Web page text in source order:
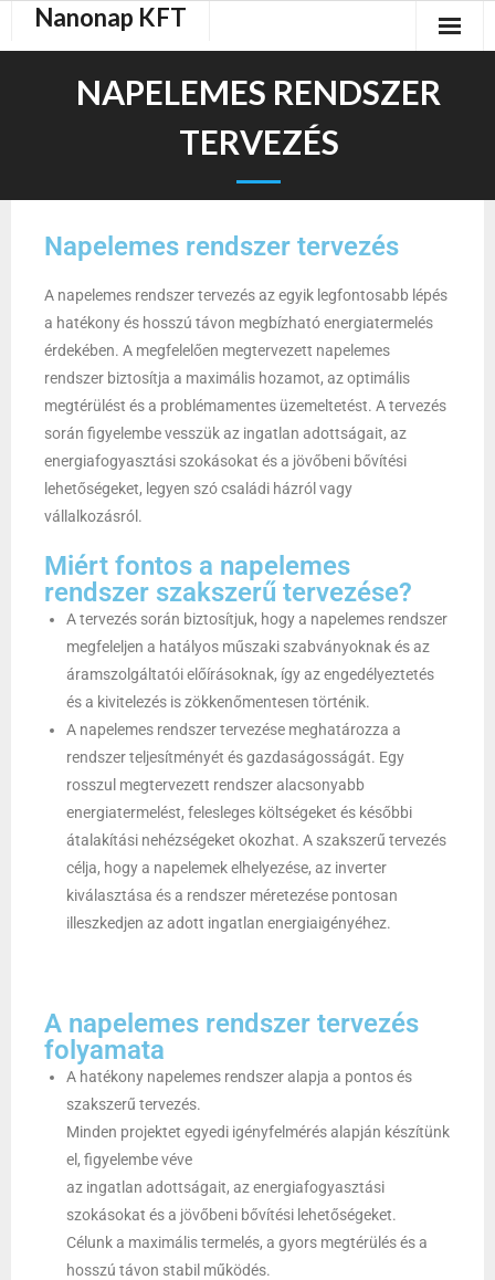
Nanonap KFT
NAPELEMES RENDSZER
TERVEZÉS
Napelemes rendszer tervezés
A napelemes rendszer tervezés az egyik legfontosabb lépés
a hatékony és hosszú távon megbízható energiatermelés
érdekében. A megfelelően megtervezett napelemes
rendszer biztosítja a maximális hozamot, az optimális
megtérülést és a problémamentes üzemeltetést. A tervezés
során figyelembe vesszük az ingatlan adottságait, az
energiafogyasztási szokásokat és a jövőbeni bővítési
lehetőségeket, legyen szó családi házról vagy
vállalkozásról.
Miért fontos a napelemes
rendszer szakszerű tervezése?
A tervezés során biztosítjuk, hogy a napelemes rendszer
megfeleljen a hatályos műszaki szabványoknak és az
áramszolgáltatói előírásoknak, így az engedélyeztetés
és a kivitelezés is zökkenőmentesen történik.
A napelemes rendszer tervezése meghatározza a
rendszer teljesítményét és gazdaságosságát. Egy
rosszul megtervezett rendszer alacsonyabb
energiatermelést, felesleges költségeket és későbbi
átalakítási nehézségeket okozhat. A szakszerű tervezés
célja, hogy a napelemek elhelyezése, az inverter
kiválasztása és a rendszer méretezése pontosan
illeszkedjen az adott ingatlan energiaigényéhez.
A napelemes rendszer tervezés
folyamata
A hatékony napelemes rendszer alapja a pontos és
szakszerű tervezés.
Minden projektet egyedi igényfelmérés alapján készítünk
el, figyelembe véve
az ingatlan adottságait, az energiafogyasztási
szokásokat és a jövőbeni bővítési lehetőségeket.
Célunk a maximális termelés, a gyors megtérülés és a
hosszú távon stabil működés.